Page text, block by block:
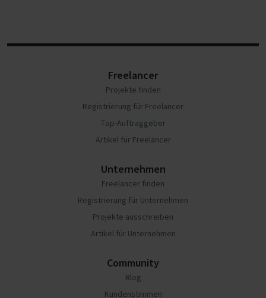
Freelancer
Projekte finden
Registrierung für Freelancer
Top-Auftraggeber
Artikel für Freelancer
Unternehmen
Freelancer finden
Registrierung für Unternehmen
Projekte ausschreiben
Artikel für Unternehmen
Community
Blog
Kundenstimmen